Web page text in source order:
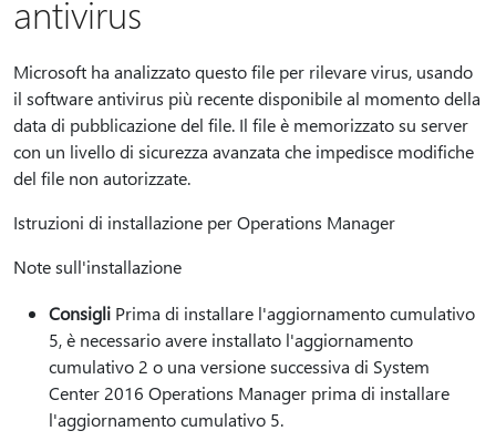
antivirus
Microsoft ha analizzato questo file per rilevare virus, usando
il software antivirus più recente disponibile al momento della
data di pubblicazione del file. Il file è memorizzato su server
con un livello di sicurezza avanzata che impedisce modifiche
del file non autorizzate.
Istruzioni di installazione per Operations Manager
Note sull'installazione
Consigli Prima di installare l'aggiornamento cumulativo
5, è necessario avere installato l'aggiornamento
cumulativo 2 o una versione successiva di System
Center 2016 Operations Manager prima di installare
l'aggiornamento cumulativo 5.